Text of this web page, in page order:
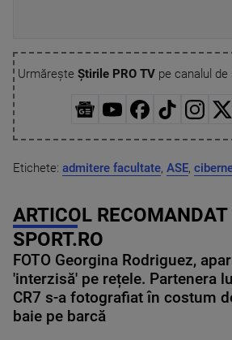
Urmărește Știrile PRO TVpe canalul de
Etichete: admitere facultate, ASE,
ARTICOL RECOMANDAT
SPORT.RO
FOTO Georgina Rodriguez,
'interzisă' pe rețele. Partenera
CR7 s-a fotografiat în costum
baie pe barcă